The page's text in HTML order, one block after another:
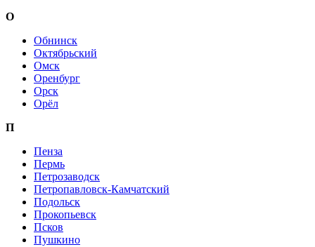
О
Обнинск
Октябрьский
Омск
Оренбург
Орск
Орёл
П
Пенза
Пермь
Петрозаводск
Петропавловск-Камчатский
Подольск
Прокопьевск
Псков
Пушкино